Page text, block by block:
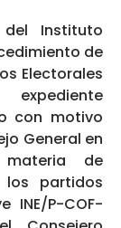
del Instituto
de
Electorales
con motivo
General en
de
partidos
P-COF-